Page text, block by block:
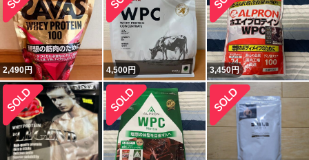
2,490円 4,500円 3,450円